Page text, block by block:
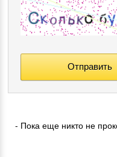
- Пока еще никто не